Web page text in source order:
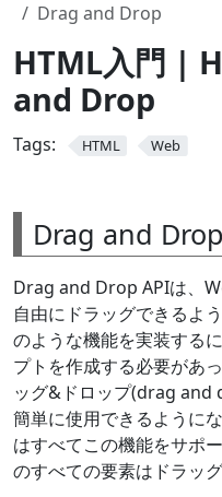
Drag and Drop
HTML入門 |
and Drop
Tags: HTML Web
Drag and
Drag and Drop APIは、
自由にドラッグできるよ
のような機能を実装する
プトを作成する必要があ
ッグ&ドロップ(drag and
簡単に使用できるように
はすべてこの機能をサポ
のすべての要素はドラッグ